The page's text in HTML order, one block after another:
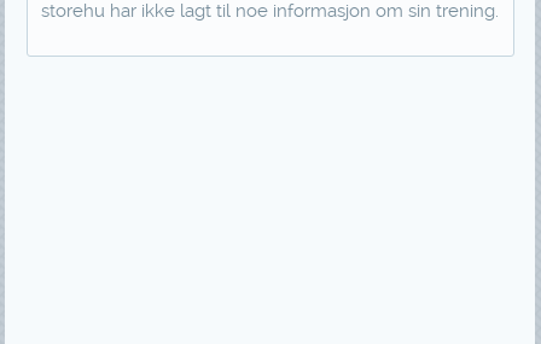
storehu har ikke lagt til noe informasjon om sin trening.